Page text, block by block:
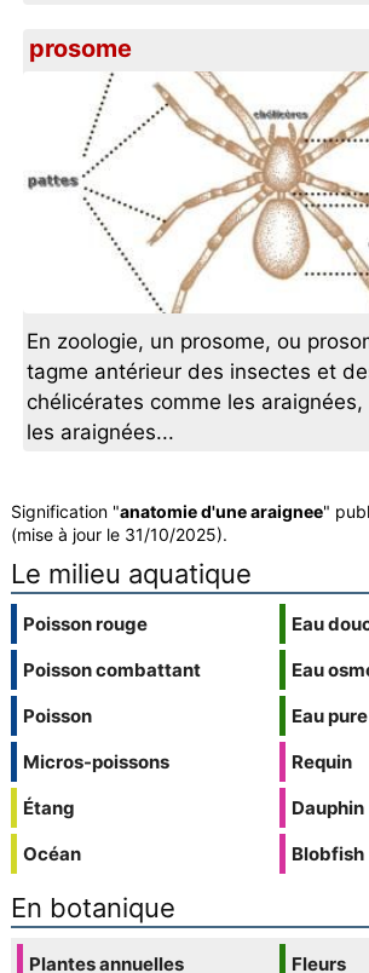
prosome
En zoologie, un prosome, ou
tagme antérieur des insectes et
chélicérates comme les
les araignées...
Signification "anatomie d'une araignee"
(mise à jour le 31/10/2025).
Le milieu aquatique
Poisson rouge
Poisson combattant
Poisson
Micros-poissons
Étang
Océan
Eau
Eau
Eau pure
Requin
Dauphin
Blobfish
En botanique
Plantes annuelles
Fleurs